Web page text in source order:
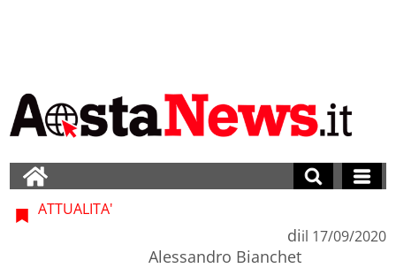
ATTUALITA'
di
Alessandro Bianchet
il 17/09/2020